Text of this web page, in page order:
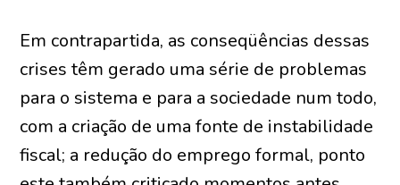
Em contrapartida, as conseqüências dessas
crises têm gerado uma série de problemas
para o sistema e para a sociedade num todo,
com a criação de uma fonte de instabilidade
fiscal; a redução do emprego formal, ponto